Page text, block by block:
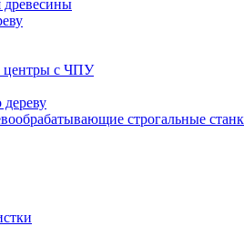
центры с ЧПУ
строгальные